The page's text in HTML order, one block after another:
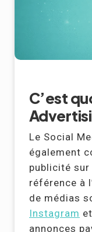
C’est
Le Social
également
publicité
référence à
de médias
Instagram et
annonces